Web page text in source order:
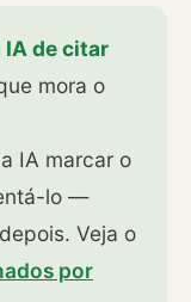
IA de citar
mora o
IA marcar o
lo —
Veja o
por